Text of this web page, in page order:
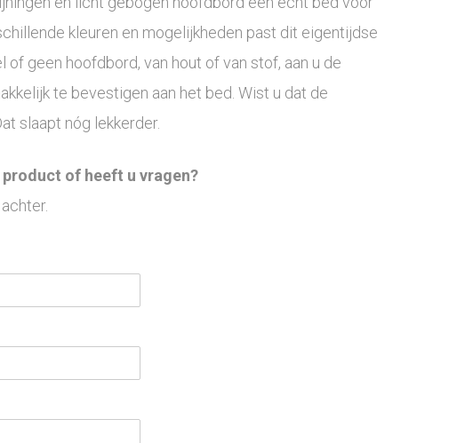
kleuren en mogelijkheden past dit eigentijdse
of geen hoofdbord, van hout of van stof, aan u de
te bevestigen aan het bed. Wist u dat de
slaapt nóg lekkerder.
of heeft u vragen?